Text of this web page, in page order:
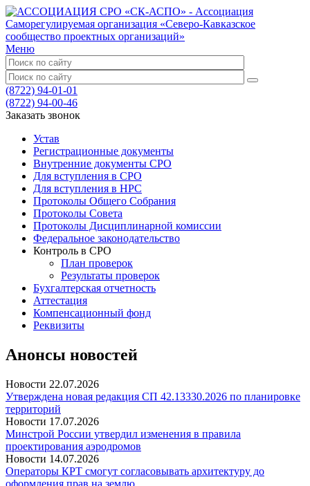
Меню
(8722) 94-01-01
(8722) 94-00-46
Заказать звонок
Устав
Регистрационные документы
Внутренние документы СРО
Для вступления в СРО
Для вступления в НРС
Протоколы Общего Собрания
Протоколы Совета
Протоколы Дисциплинарной комиссии
Федеральное законодательство
Контроль в СРО
План проверок
Результаты проверок
Бухгалтерская отчетность
Аттестация
Компенсационный фонд
Реквизиты
Анонсы новостей
Новости 22.07.2026
Утверждена новая редакция СП 42.13330.2026 по планировке
территорий
Новости 17.07.2026
Минстрой России утвердил изменения в правила
проектирования аэродромов
Новости 14.07.2026
Операторы КРТ смогут согласовывать архитектуру до
оформления прав на землю